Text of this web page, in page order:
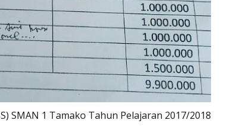
SMAN 1 Tamako Tahun Pelajaran 2017/2018